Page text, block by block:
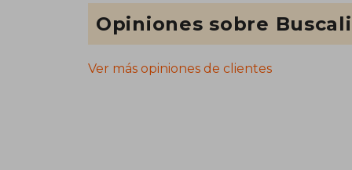
Opiniones sobre
Ver más opiniones de clientes